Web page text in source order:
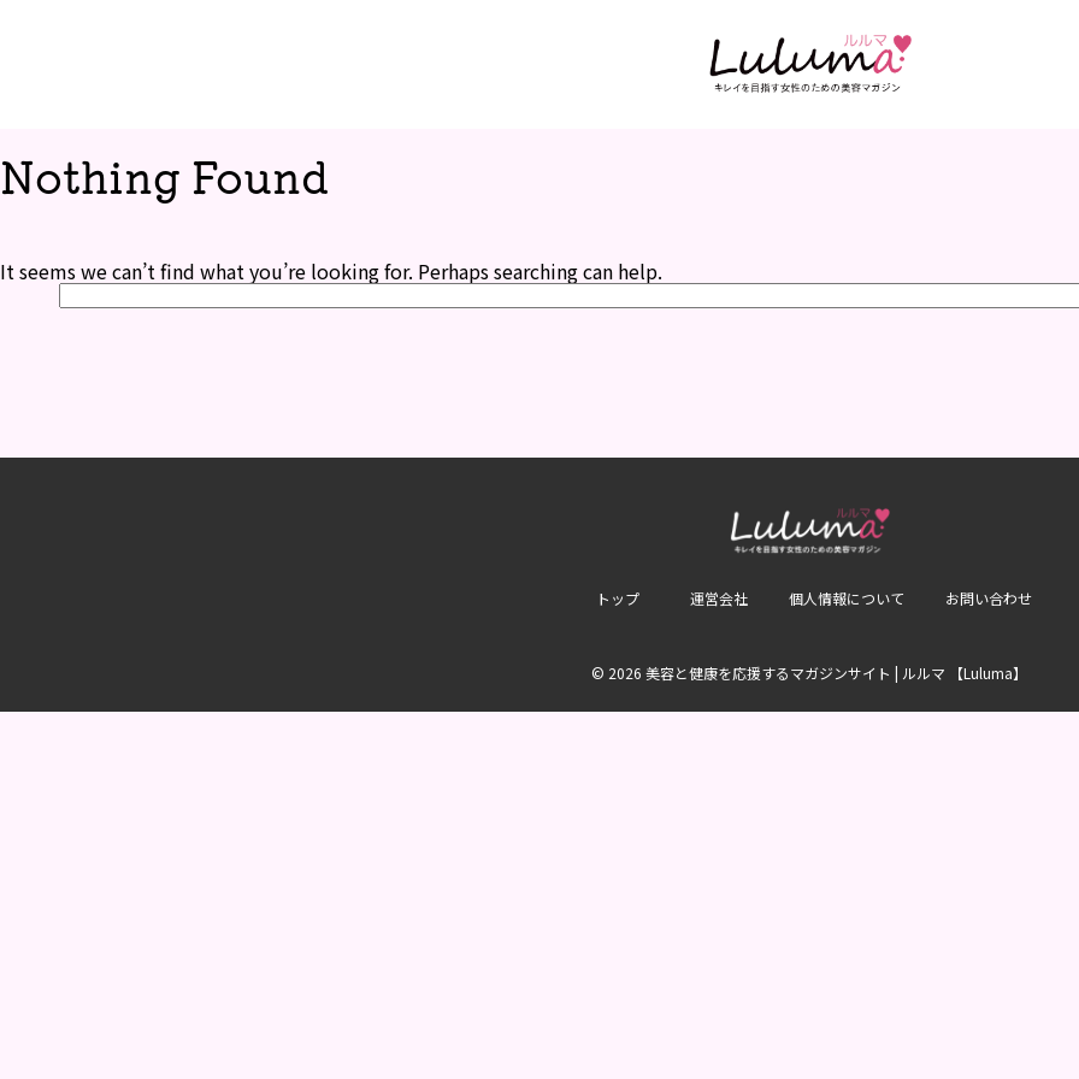
Nothing Found
It seems we can’t find what you’re looking for. Perhaps searching can help.
トップ 運営会社 個人情報について お問い合わせ
© 2026 美容と健康を応援するマガジンサイト | ルルマ 【Luluma】